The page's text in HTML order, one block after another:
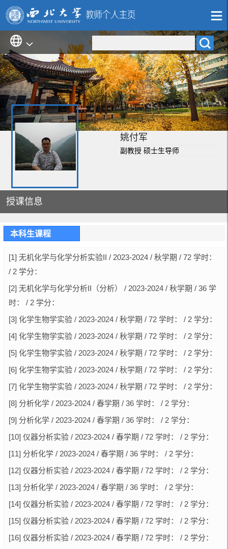
姚付军
副教授 硕士生导师
授课信息
本科生课程
[1] 无机化学与化学分析实验II / 2023-2024 / 秋学期 / 72 学时：
/ 2 学分：
[2] 无机化学与化学分析II（分析） / 2023-2024 / 秋学期 / 36 学
时： / 2 学分：
[3] 化学生物学实验 / 2023-2024 / 秋学期 / 72 学时： / 2 学分：
[4] 化学生物学实验 / 2023-2024 / 秋学期 / 72 学时： / 2 学分：
[5] 化学生物学实验 / 2023-2024 / 秋学期 / 72 学时： / 2 学分：
[6] 化学生物学实验 / 2023-2024 / 秋学期 / 72 学时： / 2 学分：
[7] 化学生物学实验 / 2023-2024 / 秋学期 / 72 学时： / 2 学分：
[8] 分析化学 / 2023-2024 / 春学期 / 36 学时： / 2 学分：
[9] 分析化学 / 2023-2024 / 春学期 / 36 学时： / 2 学分：
[10] 仪器分析实验 / 2023-2024 / 春学期 / 72 学时： / 2 学分：
[11] 分析化学 / 2023-2024 / 春学期 / 36 学时： / 2 学分：
[12] 仪器分析实验 / 2023-2024 / 春学期 / 72 学时： / 2 学分：
[13] 分析化学 / 2023-2024 / 春学期 / 36 学时： / 2 学分：
[14] 仪器分析实验 / 2023-2024 / 春学期 / 72 学时： / 2 学分：
[15] 仪器分析实验 / 2023-2024 / 春学期 / 72 学时： / 2 学分：
[16] 仪器分析实验 / 2023-2024 / 春学期 / 72 学时： / 2 学分：